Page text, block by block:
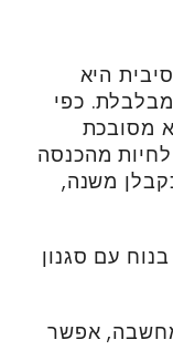
היא
כפי
מסובכת
מהכנסה
משנה,
עם סגנון
אפשר